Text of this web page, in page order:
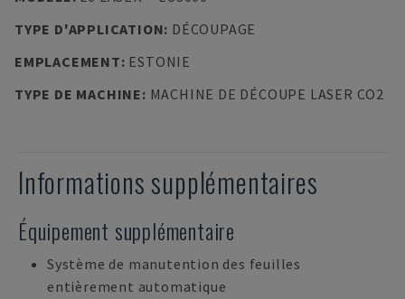
TYPE D'APPLICATION: DÉCOUPAGE
EMPLACEMENT: ESTONIE
TYPE DE MACHINE: MACHINE DE DÉCOUPE LASER CO2
Informations supplémentaires
Équipement supplémentaire
Système de manutention des feuilles
entièrement automatique